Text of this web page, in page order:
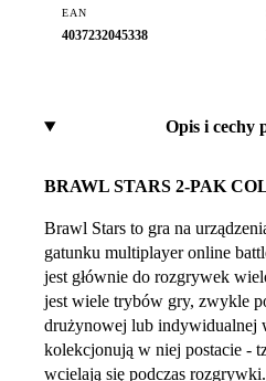
EAN
4037232045338
Opis i cechy
BRAWL STARS 2-PAK
Brawl Stars to gra na
gatunku multiplayer online
jest głównie do rozgrywek
jest wiele trybów gry, zwykle
drużynowej lub indywidualnej
kolekcjonują w niej postacie -
wcielają się podczas rozgrywki.